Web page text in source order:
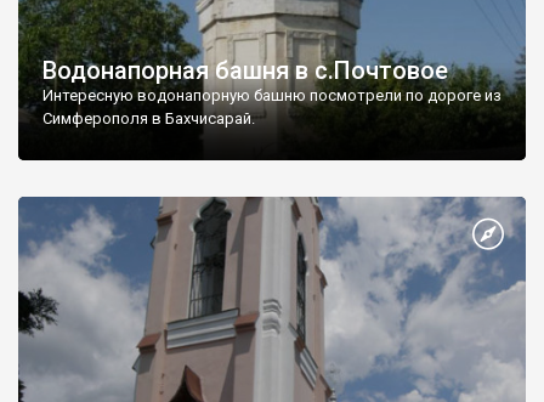
Водонапорная башня в с.Почтовое
Интересную водонапорную башню посмотрели по дороге из
Симферополя в Бахчисарай.